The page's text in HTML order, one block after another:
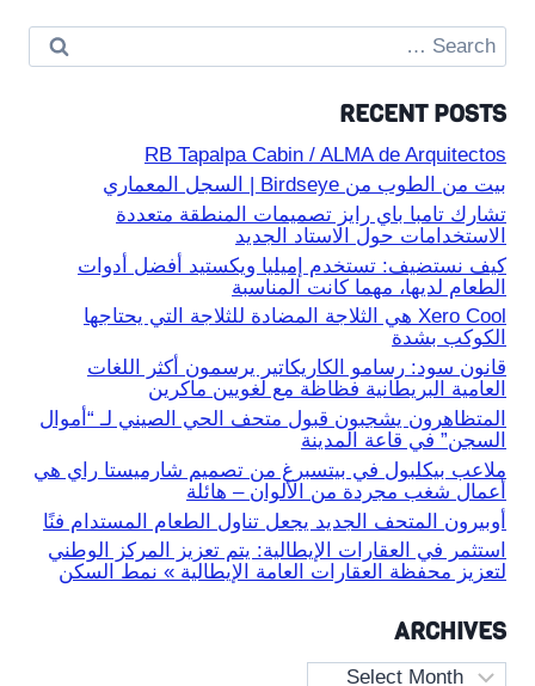
Search
for:
RECENT POSTS
RB Tapalpa Cabin / ALMA de Arquitectos
بيت من الطوب من Birdseye | السجل المعماري
تشارك تامبا باي رايز تصميمات المنطقة متعددة
الاستخدامات حول الاستاد الجديد
كيف نستضيف: تستخدم إميليا ويكستيد أفضل أدوات
الطعام لديها، مهما كانت المناسبة
Xero Cool هي الثلاجة المضادة للثلاجة التي يحتاجها
الكوكب بشدة
قانون سود: رسامو الكاريكاتير يرسمون أكثر اللغات
العامية البريطانية فظاظة مع لغويين ماكرين
المتظاهرون يشجبون قبول متحف الحي الصيني لـ “أموال
السجن” في قاعة المدينة
ملاعب بيكلبول في بيتسبرغ من تصميم شارميستا راي هي
أعمال شغب مجردة من الألوان – هائلة
أوبيرون المتحف الجديد يجعل تناول الطعام المستدام فنًا
استثمر في العقارات الإيطالية: يتم تعزيز المركز الوطني
لتعزيز محفظة العقارات العامة الإيطالية » نمط السكن
ARCHIVES
Archives